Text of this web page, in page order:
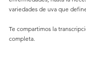
variedades de uva que
Te compartimos la
completa.